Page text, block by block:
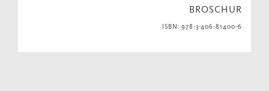
BROSCHUR
ISBN: 978-3-406-81400-6